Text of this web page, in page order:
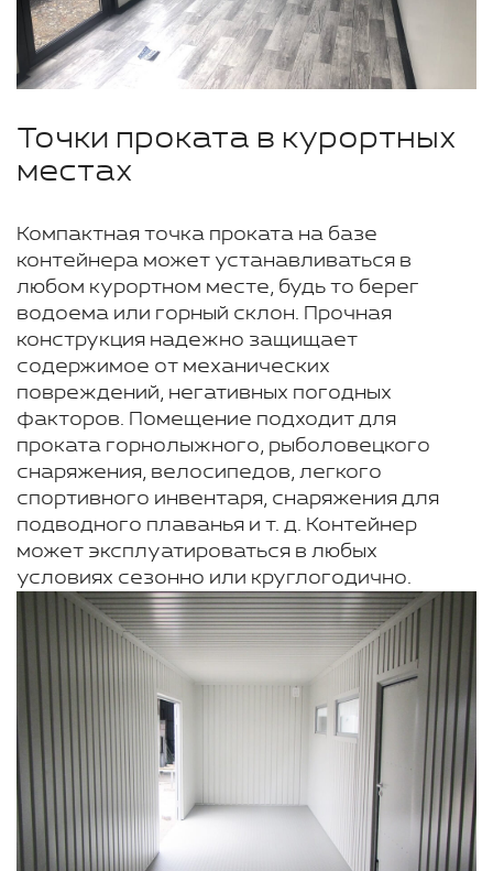
Точки проката в курортных
местах
Компактная точка проката на базе
контейнера может устанавливаться в
любом курортном месте, будь то берег
водоема или горный склон. Прочная
конструкция надежно защищает
содержимое от механических
повреждений, негативных погодных
факторов. Помещение подходит для
проката горнолыжного, рыболовецкого
снаряжения, велосипедов, легкого
спортивного инвентаря, снаряжения для
подводного плаванья и т. д. Контейнер
может эксплуатироваться в любых
условиях сезонно или круглогодично.